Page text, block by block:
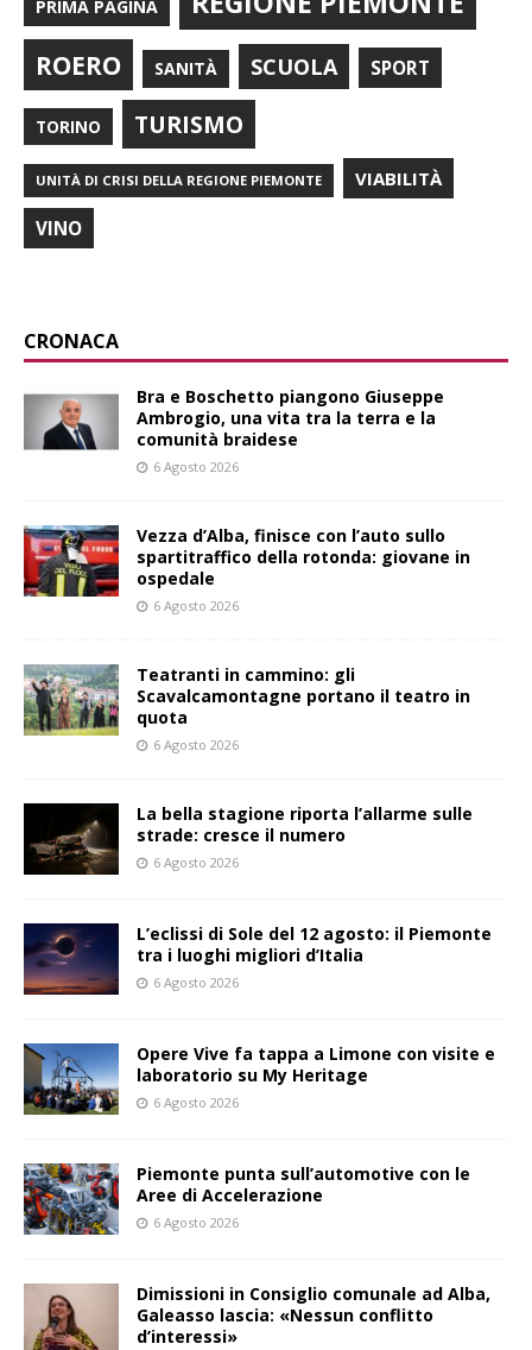
PRIMA PAGINA
ROERO SANITÀ SCUOLA SPORT
TORINO TURISMO
UNITÀ DI CRISI DELLA REGIONE PIEMONTE VIABILITÀ
VINO
CRONACA
Bra e Boschetto piangono Giuseppe
Ambrogio, una vita tra la terra e la
comunità braidese
6 Agosto 2026
Vezza d’Alba, finisce con l’auto sullo
spartitraffico della rotonda: giovane in
ospedale
6 Agosto 2026
Teatranti in cammino: gli
Scavalcamontagne portano il teatro in
quota
6 Agosto 2026
La bella stagione riporta l’allarme sulle
strade: cresce il numero
6 Agosto 2026
L’eclissi di Sole del 12 agosto: il Piemonte
tra i luoghi migliori d’Italia
6 Agosto 2026
Opere Vive fa tappa a Limone con visite e
laboratorio su My Heritage
6 Agosto 2026
Piemonte punta sull’automotive con le
Aree di Accelerazione
6 Agosto 2026
Dimissioni in Consiglio comunale ad Alba,
Galeasso lascia: «Nessun conflitto
d’interessi»